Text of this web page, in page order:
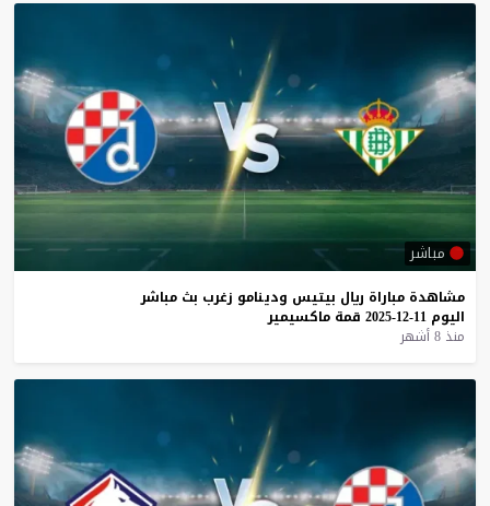
مباشر
مشاهدة مباراة ريال بيتيس ودينامو زغرب بث مباشر
اليوم 11-12-2025 قمة ماكسيمير
منذ 8 أشهر